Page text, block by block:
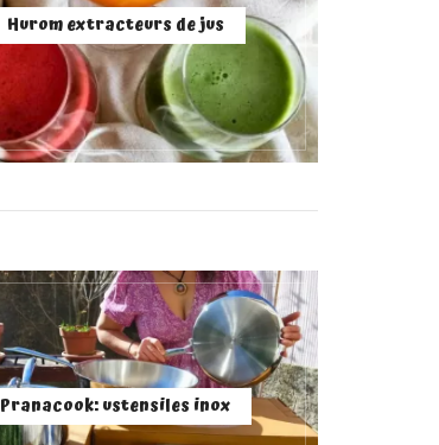
Hurom extracteurs de jus
Pranacook: ustensiles inox